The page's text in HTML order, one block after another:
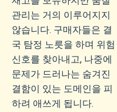
관리는 거의 이루어지지
않습니다. 구매자들은 결
국 탐정 노릇을 하며 위험
신호를 찾아내고, 나중에
문제가 드러나는 숨겨진
결함이 있는 도메인을 피
하려 애쓰게 됩니다.